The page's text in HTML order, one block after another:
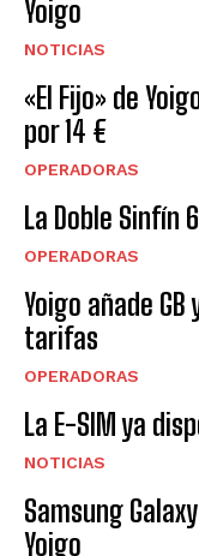
Yoigo
NOTICIAS
«El Fijo» de
por 14 €
OPERADORAS
La Doble Sinfín
OPERADORAS
Yoigo añade
tarifas
OPERADORAS
La E-SIM ya
NOTICIAS
Samsung
Yoigo